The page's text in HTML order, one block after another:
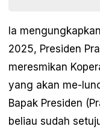
Ia
2025, Presiden
meresmikan
yang akan me-
Bapak Presiden
beliau sudah